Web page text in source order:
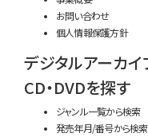
お問い合わせ
個人情報保護方針
デジタルアーカイ
CD・DVDを探す
ジャンル一覧から検索
発売年月/番号から検索